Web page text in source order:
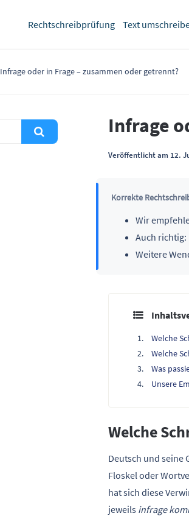
Rechtschreibprüfung Text
Infrage oder in Frage – zusammen oder getrennt?
Infrage
Veröffentlicht am 12.
Korrekte
Wir
Auch richtig:
Weitere
Welche
Welche
Was
Unsere
Welche
Deutsch und seine
Floskel oder
hat sich diese
jeweils infrage